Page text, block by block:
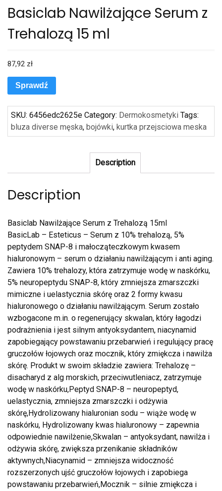
Basiclab Nawilżające Serum z
Trehalozą 15 ml
87,92 zł
Sprawdź
SKU: 6456edc2625e Category: Dermokosmetyki Tags:
bluza diverse męska, bojówki, kurtka przejsciowa meska
Description
Description
Basiclab Nawilżające Serum z Trehalozą 15ml
BasicLab – Esteticus – Serum z 10% trehalozą, 5%
peptydem SNAP-8 i małocząteczkowym kwasem
hialuronowym – serum o działaniu nawilżającym i anti aging.
Zawiera 10% trehalozy, która zatrzymuje wodę w naskórku,
5% neuropeptydu SNAP-8, który zmniejsza zmarszczki
mimiczne i uelastycznia skórę oraz 2 formy kwasu
hialuronowego o działaniu nawilżającym. Serum zostało
wzbogacone m.in. o regenerujący skwalan, który łagodzi
podrażnienia i jest silnym antyoksydantem, niacynamid
zapobiegający powstawaniu przebarwień i regulujący pracę
gruczołów łojowych oraz mocznik, który zmiękcza i nawilża
skórę. Produkt w swoim składzie zawiera: Trehalozę –
disacharyd z alg morskich, przeciwutleniacz, zatrzymuje
wodę w naskórku,Peptyd SNAP-8 – neuropeptyd,
uelastycznia, zmniejsza zmarszczki i odżywia
skórę,Hydrolizowany hialuronian sodu – wiąże wodę w
naskórku, Hydrolizowany kwas hialuronowy – zapewnia
odpowiednie nawilżenie,Skwalan – antyoksydant, nawilża i
odżywia skórę, zwiększa przenikanie składników
aktywnych,Niacynamid – zmniejsza widoczność
rozszerzonych ujść gruczołów łojowych i zapobiega
powstawaniu przebarwień,Mocznik – silnie zmiękcza i